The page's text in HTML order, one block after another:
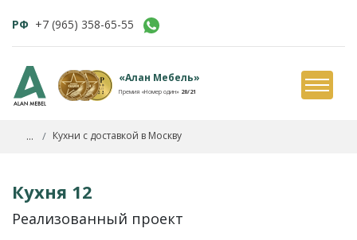
РФ +7 (965) 358-65-55
«Алан Мебель»
Премия «Номер один» 20/21
... Кухни с доставкой в Москву
Кухня 12
Реализованный проект